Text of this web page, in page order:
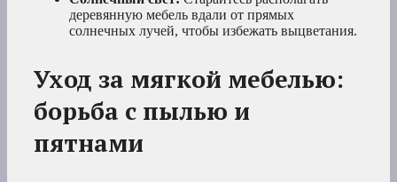
деревянную мебель вдали от прямых
солнечных лучей, чтобы избежать выцветания.
Уход за мягкой мебелью:
борьба с пылью и
пятнами